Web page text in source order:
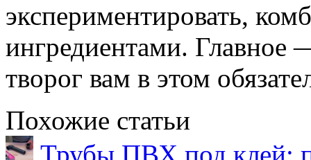
экспериментировать,
ингредиентами. Главное
творог вам в этом
Похожие статьи